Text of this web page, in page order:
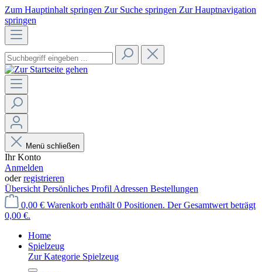
Zum Hauptinhalt springen Zur Suche springen Zur Hauptnavigation
springen
Menü schließen
Ihr Konto
Anmelden
oderregistrieren
Übersicht Persönliches Profil Adressen Bestellungen
0,00 € Warenkorb enthält 0 Positionen. Der Gesamtwert beträgt
0,00 €.
Home
Spielzeug
Zur Kategorie Spielzeug